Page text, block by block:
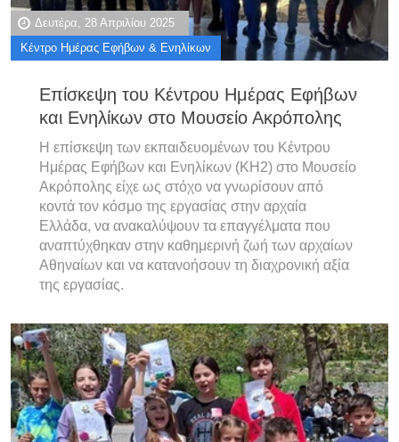
Δευτέρα, 28 Απριλίου 2025
Κέντρο Ημέρας Εφήβων & Ενηλίκων
Επίσκεψη του Κέντρου Ημέρας Εφήβων
και Ενηλίκων στο Μουσείο Ακρόπολης
Η επίσκεψη των εκπαιδευομένων του Κέντρου
Ημέρας Εφήβων και Ενηλίκων (ΚΗ2) στο Μουσείο
Ακρόπολης είχε ως στόχο να γνωρίσουν από
κοντά τον κόσμο της εργασίας στην αρχαία
Ελλάδα, να ανακαλύψουν τα επαγγέλματα που
αναπτύχθηκαν στην καθημερινή ζωή των αρχαίων
Αθηναίων και να κατανοήσουν τη διαχρονική αξία
της εργασίας.